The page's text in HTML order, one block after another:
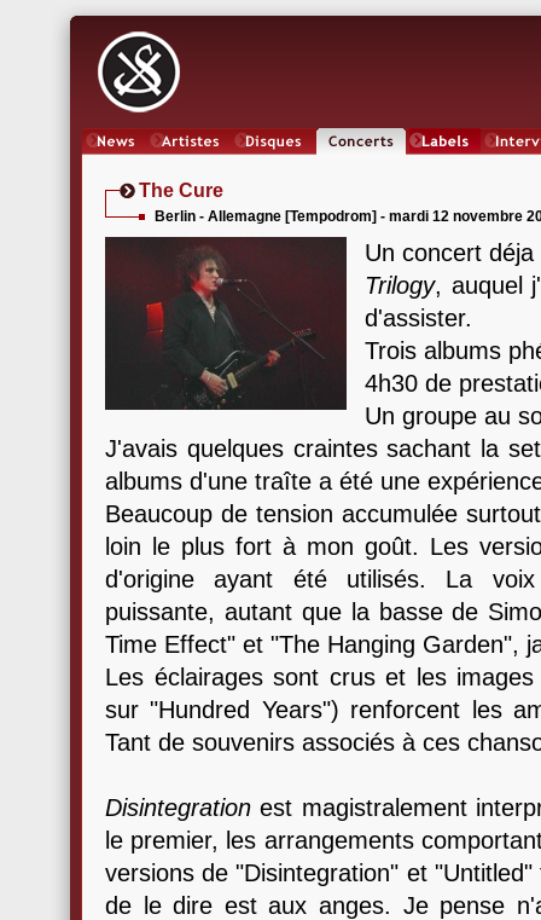
The Cure
Berlin - Allemagne [Tempodrom] - mardi 12 novembre
Un concert
Trilogy, auquel
d'assister.
Trois albums
4h30 de
Un groupe au
J'avais quelques craintes sachant la
albums d'une traîte a été une
Beaucoup de tension accumulée
loin le plus fort à mon goût. Les
d'origine ayant été utilisés. La
puissante, autant que la basse de
Time Effect" et "The Hanging Garden",
Les éclairages sont crus et les
sur "Hundred Years") renforcent les
Tant de souvenirs associés à ces
Disintegration est magistralement
le premier, les arrangements
versions de "Disintegration" et
de le dire est aux anges. Je pense